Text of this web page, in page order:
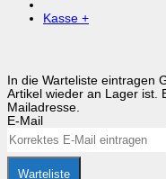
Kasse +
In die Warteliste eintragen
Artikel wieder an Lager ist.
Mailadresse.
E-Mail
Warteliste